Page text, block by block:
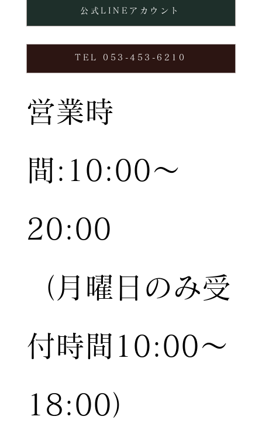
TEL 053-453-6210
公式LINEアカウント
営業時
間:10:00〜
20:00
（月曜日のみ受
付時間10:00〜
18:00）